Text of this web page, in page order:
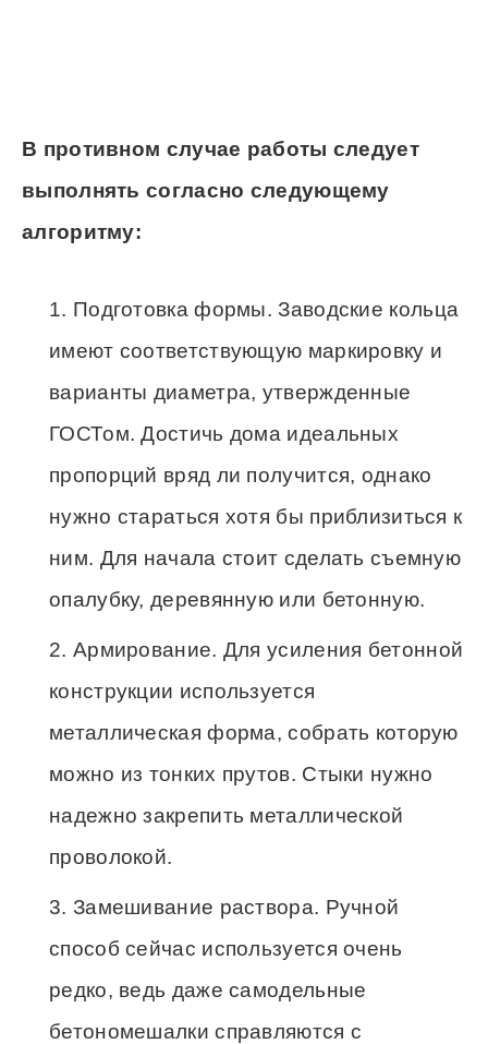
В противном случае работы следует
выполнять согласно следующему
алгоритму:
Подготовка формы. Заводские кольца
имеют соответствующую маркировку и
варианты диаметра, утвержденные
ГОСТом. Достичь дома идеальных
пропорций вряд ли получится, однако
нужно стараться хотя бы приблизиться к
ним. Для начала стоит сделать съемную
опалубку, деревянную или бетонную.
Армирование. Для усиления бетонной
конструкции используется
металлическая форма, собрать которую
можно из тонких прутов. Стыки нужно
надежно закрепить металлической
проволокой.
Замешивание раствора. Ручной
способ сейчас используется очень
редко, ведь даже самодельные
бетономешалки справляются с